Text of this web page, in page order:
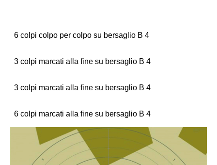
6 colpi colpo per colpo su bersaglio B 4
3 colpi marcati alla fine su bersaglio B 4
3 colpi marcati alla fine su bersaglio B 4
6 colpi marcati alla fine su bersaglio B 4